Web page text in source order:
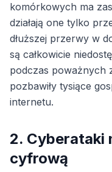
komórkowych ma
działają one tylko
dłuższej przerwy w
są całkowicie
podczas poważnych
pozbawiły tysiące
internetu.
2. Cyberataki
cyfrową